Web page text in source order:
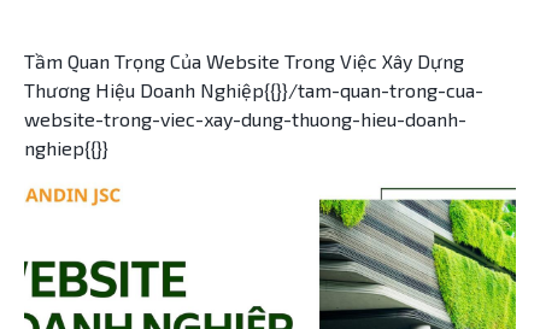
Tầm Quan Trọng Của Website Trong Việc Xây Dựng
Thương Hiệu Doanh Nghiệp{{}}/tam-quan-trong-cua-
website-trong-viec-xay-dung-thuong-hieu-doanh-
nghiep{{}}